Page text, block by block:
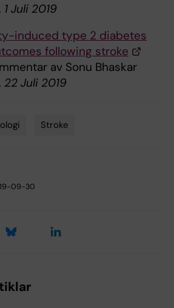
Juli 2019
induced type 2 diabetes
following stroke
av Sonu Bhaskar
Juli 2019
Stroke
09-30